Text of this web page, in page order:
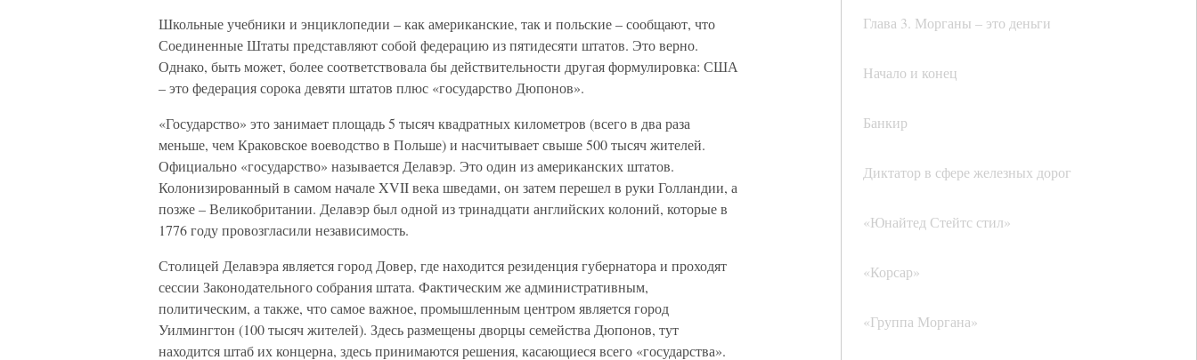
Глава 3. Морганы – это деньги
Начало и конец
Банкир
Диктатор в сфере железных дорог
«Юнайтед Стейтс стил»
«Корсар»
«Группа Моргана»
Школьные учебники и энциклопедии – как американские, так и польские – сообщают, что
Соединенные Штаты представляют собой федерацию из пятидесяти штатов. Это верно.
Однако, быть может, более соответствовала бы действительности другая формулировка: США
– это федерация сорока девяти штатов плюс «государство Дюпонов».
«Государство» это занимает площадь 5 тысяч квадратных километров (всего в два раза
меньше, чем Краковское воеводство в Польше) и насчитывает свыше 500 тысяч жителей.
Официально «государство» называется Делавэр. Это один из американских штатов.
Колонизированный в самом начале XVII века шведами, он затем перешел в руки Голландии, а
позже – Великобритании. Делавэр был одной из тринадцати английских колоний, которые в
1776 году провозгласили независимость.
Столицей Делавэра является город Довер, где находится резиденция губернатора и проходят
сессии Законодательного собрания штата. Фактическим же административным,
политическим, а также, что самое важное, промышленным центром является город
Уилмингтон (100 тысяч жителей). Здесь размещены дворцы семейства Дюпонов, тут
находится штаб их концерна, здесь принимаются решения, касающиеся всего «государства».